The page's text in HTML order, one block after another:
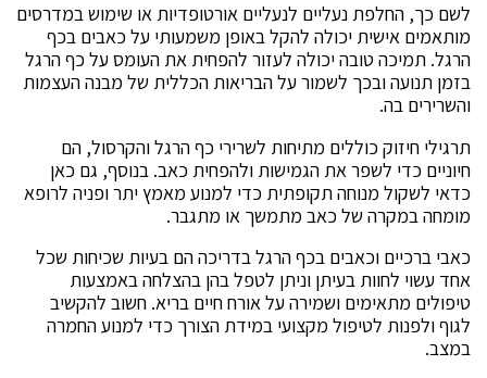
לשם כך, החלפת נעליים לנעליים אורטופדיות או שימוש במדרסים
מותאמים אישית יכולה להקל באופן משמעותי על כאבים בכף
הרגל. תמיכה טובה יכולה לעזור להפחית את העומס על כף הרגל
בזמן תנועה ובכך לשמור על הבריאות הכללית של מבנה העצמות
והשרירים בה.
תרגילי חיזוק כוללים מתיחות לשרירי כף הרגל והקרסול, הם
חיוניים כדי לשפר את הגמישות ולהפחית כאב. בנוסף, גם כאן
כדאי לשקול מנוחה תקופתית כדי למנוע מאמץ יתר ופניה לרופא
מומחה במקרה של כאב מתמשך או מתגבר.
כאבי ברכיים וכאבים בכף הרגל בדריכה הם בעיות שכיחות שכל
אחד עשוי לחוות בעיתן וניתן לטפל בהן בהצלחה באמצעות
טיפולים מתאימים ושמירה על אורח חיים בריא. חשוב להקשיב
לגוף ולפנות לטיפול מקצועי במידת הצורך כדי למנוע החמרה
במצב.